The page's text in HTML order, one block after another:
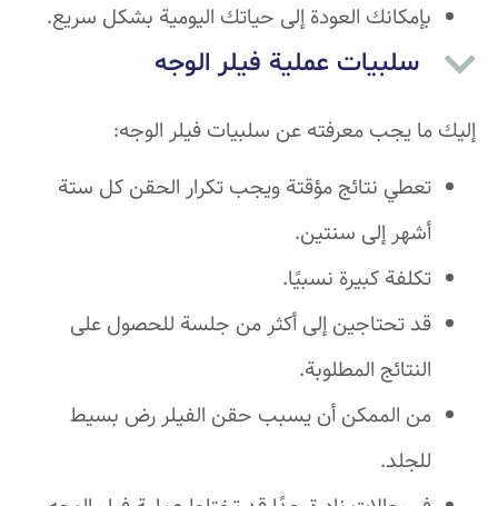
العودة إلى حياتك اليومية بشكل سريع.
سلبيات عملية فيلر الوجه
يجب معرفته عن سلبيات فيلر الوجه:
نتائج مؤقتة ويجب تكرار الحقن كل ستة
إلى سنتين.
كبيرة نسبيًا.
تحتاجين إلى أكثر من جلسة للحصول على
المطلوبة.
الممكن أن يسبب حقن الفيلر رض بسيط